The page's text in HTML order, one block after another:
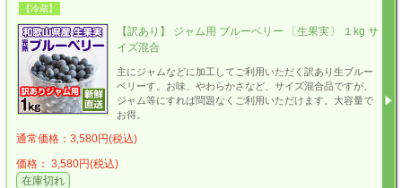
【冷蔵】
【訳あり】 ジャム用 ブルーベリー 〔生果実〕 １kg サ
イズ混合
主にジャムなどに加工してご利用いただく訳あり生ブルー
ベリーす。お味、やわらかさなど、サイズ混合品ですが、
ジャム等にすれば問題なくご利用いただけます。大容量で
お得。
通常価格：3,580円(税込)
価格： 3,580円(税込)
在庫切れ